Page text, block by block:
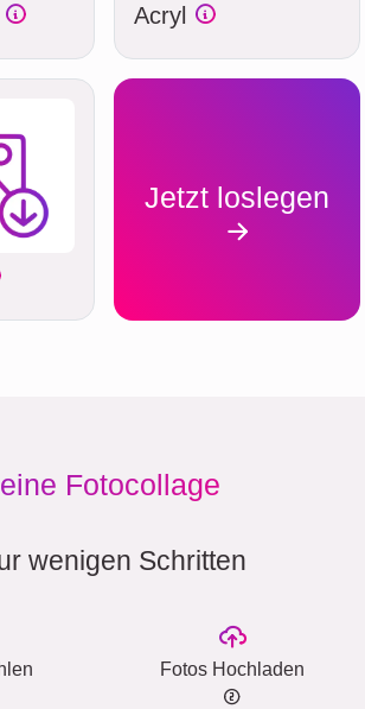
Acryl
Jetzt loslegen
Fotocollage
wenigen Schritten
Fotos Hochladen